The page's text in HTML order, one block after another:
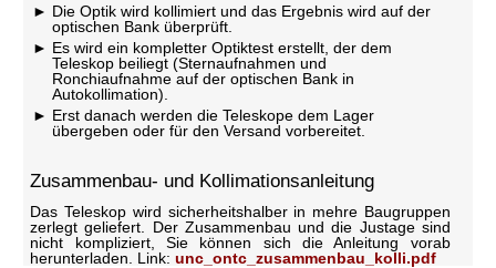
Die Optik wird kollimiert und das Ergebnis wird auf der
optischen Bank überprüft.
Es wird ein kompletter Optiktest erstellt, der dem
Teleskop beiliegt (Sternaufnahmen und
Ronchiaufnahme auf der optischen Bank in
Autokollimation).
Erst danach werden die Teleskope dem Lager
übergeben oder für den Versand vorbereitet.
Zusammenbau- und Kollimationsanleitung
Das Teleskop wird sicherheitshalber in mehre Baugruppen
zerlegt geliefert. Der Zusammenbau und die Justage sind
nicht kompliziert, Sie können sich die Anleitung vorab
herunterladen. Link:unc_ontc_zusammenbau_kolli.pdf